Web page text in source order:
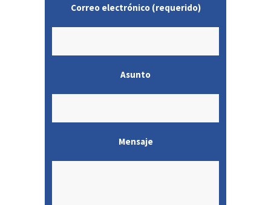
Correo electrónico (requerido)
Asunto
Mensaje